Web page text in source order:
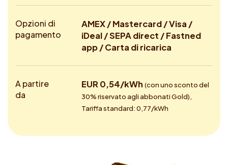
Opzioni di
pagamento
AMEX / Mastercard / Visa /
iDeal / SEPA direct / Fastned
app / Carta di ricarica
A partire
da
EUR 0,54/kWh (con uno sconto del
30% riservato agli abbonati Gold),
Tariffa standard: 0,77/kWh